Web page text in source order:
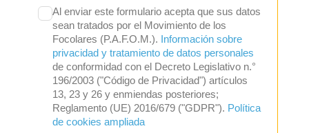
Al enviar este formulario acepta que sus datos
sean tratados por el Movimiento de los
Focolares (P.A.F.O.M.). Información sobre
privacidad y tratamiento de datos personales
de conformidad con el Decreto Legislativo n.°
196/2003 ("Código de Privacidad") artículos
13, 23 y 26 y enmiendas posteriores;
Reglamento (UE) 2016/679 ("GDPR"). Política
de cookies ampliada